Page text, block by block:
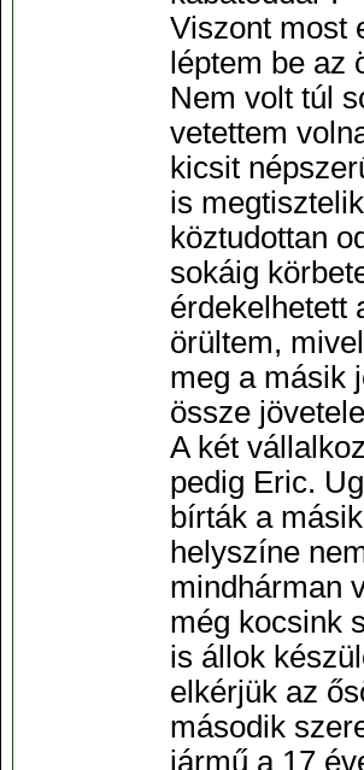
Viszont most
léptem be az
Nem volt túl
vetettem
kicsit
is
köztudottan
sokáig
érdekelhetett
örültem,
meg a másik
össze
A két
pedig Eric.
bírták a
helyszíne
mindhárman
még kocsink
is állok
elkérjük az
második
jármű a 17